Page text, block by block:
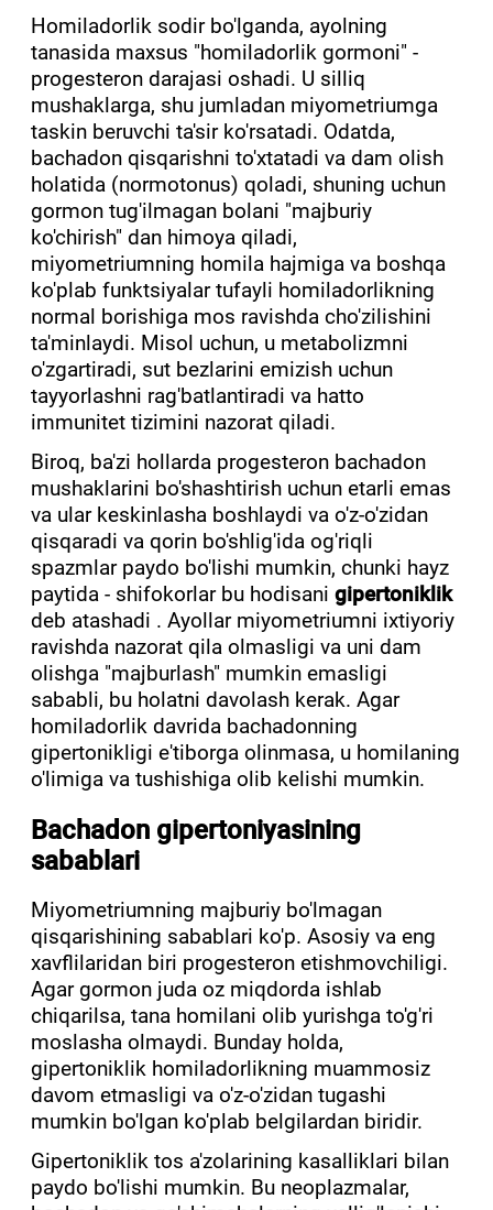
Homiladorlik sodir bo'lganda, ayolning
tanasida maxsus "homiladorlik gormoni" -
progesteron darajasi oshadi. U silliq
mushaklarga, shu jumladan miyometriumga
taskin beruvchi ta'sir ko'rsatadi. Odatda,
bachadon qisqarishni to'xtatadi va dam olish
holatida (normotonus) qoladi, shuning uchun
gormon tug'ilmagan bolani "majburiy
ko'chirish" dan himoya qiladi,
miyometriumning homila hajmiga va boshqa
ko'plab funktsiyalar tufayli homiladorlikning
normal borishiga mos ravishda cho'zilishini
ta'minlaydi. Misol uchun, u metabolizmni
o'zgartiradi, sut bezlarini emizish uchun
tayyorlashni rag'batlantiradi va hatto
immunitet tizimini nazorat qiladi.
Biroq, ba'zi hollarda progesteron bachadon
mushaklarini bo'shashtirish uchun etarli emas
va ular keskinlasha boshlaydi va o'z-o'zidan
qisqaradi va qorin bo'shlig'ida og'riqli
spazmlar paydo bo'lishi mumkin, chunki hayz
paytida - shifokorlar bu hodisani gipertoniklik
deb atashadi . Ayollar miyometriumni ixtiyoriy
ravishda nazorat qila olmasligi va uni dam
olishga "majburlash" mumkin emasligi
sababli, bu holatni davolash kerak. Agar
homiladorlik davrida bachadonning
gipertonikligi e'tiborga olinmasa, u homilaning
o'limiga va tushishiga olib kelishi mumkin.
Bachadon gipertoniyasining
sabablari
Miyometriumning majburiy bo'lmagan
qisqarishining sabablari ko'p. Asosiy va eng
xavflilaridan biri progesteron etishmovchiligi.
Agar gormon juda oz miqdorda ishlab
chiqarilsa, tana homilani olib yurishga to'g'ri
moslasha olmaydi. Bunday holda,
gipertoniklik homiladorlikning muammosiz
davom etmasligi va o'z-o'zidan tugashi
mumkin bo'lgan ko'plab belgilardan biridir.
Gipertoniklik tos a'zolarining kasalliklari bilan
paydo bo'lishi mumkin. Bu neoplazmalar,